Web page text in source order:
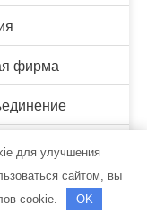
фирма
компания
для улучшения
сайтом, вы
cookie.
OK